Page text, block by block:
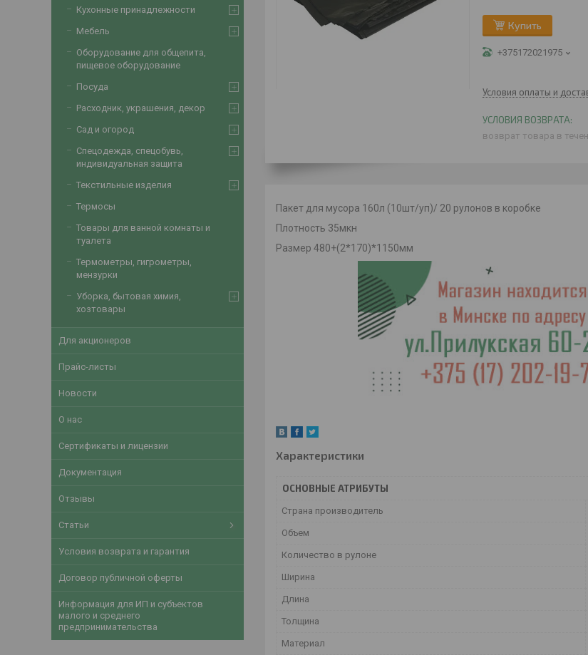
Купить
+375172021975
Условия оплаты и
возврат товара в
Пакет для мусора 160л (10шт/уп)/ 20 рулонов в коробке
Плотность 35мкн
Размер 480+(2*170)*1150мм
Характеристики
ОСНОВНЫЕ АТРИБУТЫ
Страна производитель
Объем
Количество в рулоне
Ширина
Длина
Толщина
Материал
Кухонные принадлежности
Мебель
Оборудование для общепита,
пищевое оборудование
Посуда
Расходник, украшения, декор
Сад и огород
Спецодежда, спецобувь,
индивидуальная защита
Текстильные изделия
Термосы
Товары для ванной комнаты и
туалета
Термометры, гигрометры,
мензурки
Уборка, бытовая химия,
хозтовары
Для акционеров
Прайс-листы
Новости
О нас
Сертификаты и лицензии
Документация
Отзывы
Статьи
Условия возврата и гарантия
Договор публичной оферты
Информация для ИП и субъектов
малого и среднего
предпринимательства